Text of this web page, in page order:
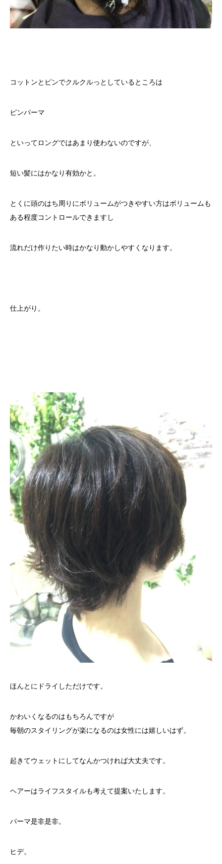
コットンとピンでクルクルっとしているところは
ピンパーマ
といってロングではあまり使わないのですが、
短い髪にはかなり有効かと。
とくに頭のはち周りにボリュームがつきやすい方はボリュームも
ある程度コントロールできますし
流れだけ作りたい時はかなり動かしやすくなります。
仕上がり。
ほんとにドライしただけです。
かわいくなるのはもちろんですが
毎朝のスタイリングが楽になるのは女性には嬉しいはず。
起きてウェットにしてなんかつければ大丈夫です。
ヘアーはライフスタイルも考えて提案いたします。
パーマ是非是非。
ヒデ。